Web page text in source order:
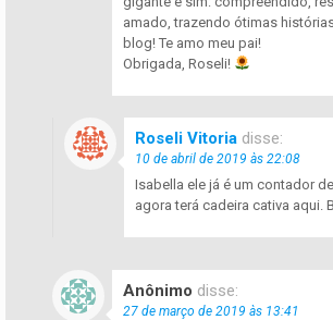
amado, trazendo ótimas
blog! Te amo meu pai!
Obrigada, Roseli!
Roseli Vitoria disse:
10 de abril de 2019 às 22:08
Isabella ele já é um contador
agora terá cadeira cativa aqui.
Anônimo disse:
27 de março de 2019 às 13:41